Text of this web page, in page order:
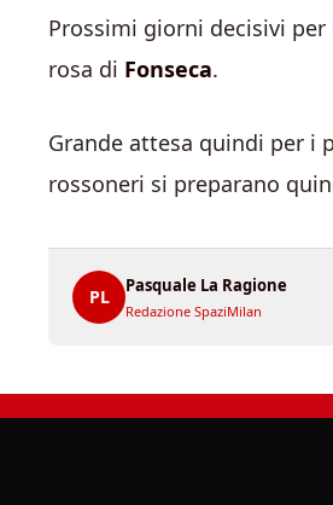
Prossimi giorni decisivi
rosa di Fonseca.
Grande attesa quindi per i
rossoneri si preparano
PL
Pasquale La Ragione
Redazione SpaziMilan